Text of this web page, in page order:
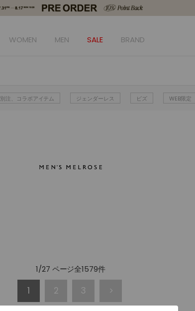
WOMEN MEN SALE BRAND
別注、コラボアイテム ジェンダーレス ビズ WEB限定
1/27 ページ全1579件
1 2 3